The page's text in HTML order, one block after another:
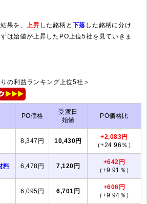
果を、上昇 した銘柄と 下落 した銘柄に分け
は始値が上昇したPO上位5社を見ていきま
の利益ランキング上位5社＞
PO価格
受渡日
始値
PO価格比
8,347円 10,430円
+2,083円
（+24.96％）
料 6,478円 7,120円
+642円
（+9.91％）
6,095円 6,701円
+606円
（+9.94％）